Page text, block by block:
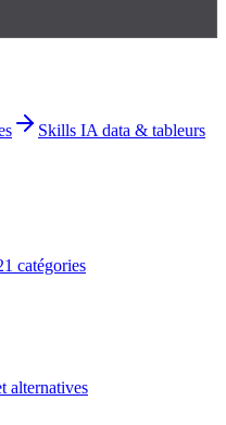
Skills IA data & tableurs
catégories
alternatives